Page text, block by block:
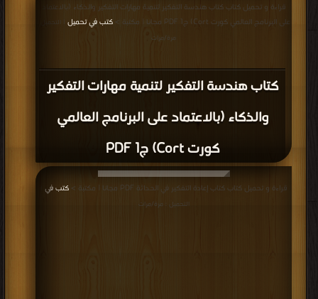
كتاب هندسة التفكير لتنمية مهارات التفكير
والذكاء (بالاعتماد على البرنامج العالمي
كورت Cort) ج1 PDF
قراءة و تحميل كتاب كتاب هندسة التفكير لتنمية مهارات التفكير والذكاء (بالاعتماد
على البرنامج العالمي كورت Cort) ج1 PDF مجانا | مكتبة >
كتب في تحميل
| التحميل :
مرة/مرات
قراءة و تحميل كتاب كتاب إعادة التفكير في الحداثة PDF مجانا | مكتبة > كتب في
التحميل : مرة/مرات